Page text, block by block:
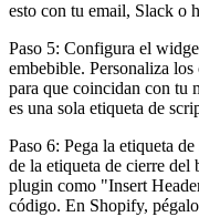
esto con tu email, Slack o
Paso 5: Configura el
embebible. Personaliza
para que coincidan con
es una sola etiqueta de
Paso 6: Pega la etiqueta
de la etiqueta de cierre del
plugin como "Insert
código. En Shopify,